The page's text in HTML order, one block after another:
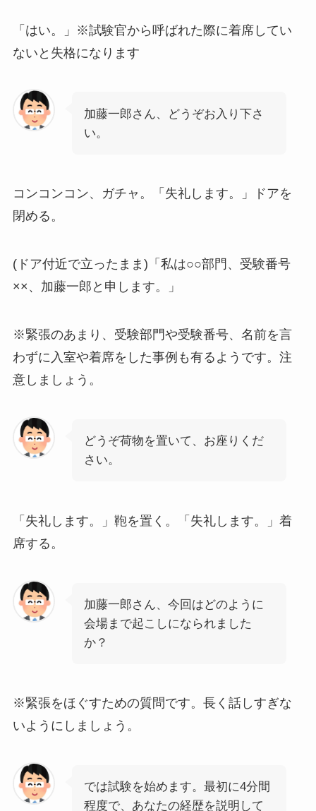
「はい。」※試験官から呼ばれた際に着席してい
ないと失格になります
加藤一郎さん、どうぞお入り下さ
い。
コンコンコン、ガチャ。「失礼します。」ドアを
閉める。
(ドア付近で立ったまま)「私は○○部門、受験番号
××、加藤一郎と申します。」
※緊張のあまり、受験部門や受験番号、名前を言
わずに入室や着席をした事例も有るようです。注
意しましょう。
どうぞ荷物を置いて、お座りくだ
さい。
「失礼します。」鞄を置く。「失礼します。」着
席する。
加藤一郎さん、今回はどのように
会場まで起こしになられました
か？
※緊張をほぐすための質問です。長く話しすぎな
いようにしましょう。
では試験を始めます。最初に4分間
程度で、あなたの経歴を説明して